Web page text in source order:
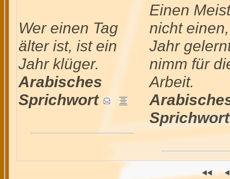
Wer einen Tag
älter ist, ist ein
Jahr klüger.
Arabisches
Sprichwort
Einen
nicht
Jahr
nimm für
Arbeit.
Sprichwort